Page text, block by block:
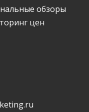
обзоры
цен